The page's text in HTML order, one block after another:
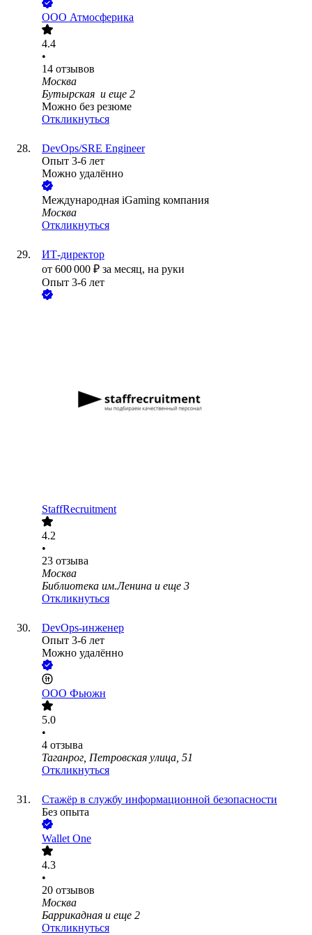
ООО Атмосферика
4.4
•
14 отзывов
Москва
Бутырская и еще 2
Можно без резюме
Откликнуться
DevOps/SRE Engineer
Опыт 3-6 лет
Можно удалённо
Международная iGaming компания
Москва
Откликнуться
ИТ‑директор
от 600 000 ₽ за месяц, на руки
Опыт 3-6 лет
StaffRecruitment
4.2
•
23 отзыва
Москва
Библиотека им.Ленина и еще 3
Откликнуться
DevOps-инженер
Опыт 3-6 лет
Можно удалённо
ООО Фьюжн
5.0
•
4 отзыва
Таганрог, Петровская улица, 51
Откликнуться
Стажёр в службу информационной безопасности
Без опыта
Wallet One
4.3
•
20 отзывов
Москва
Баррикадная и еще 2
Откликнуться